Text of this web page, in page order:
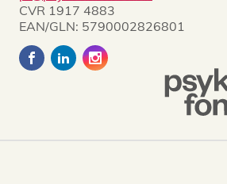
CVR 1917 4883
EAN/GLN: 5790002826801